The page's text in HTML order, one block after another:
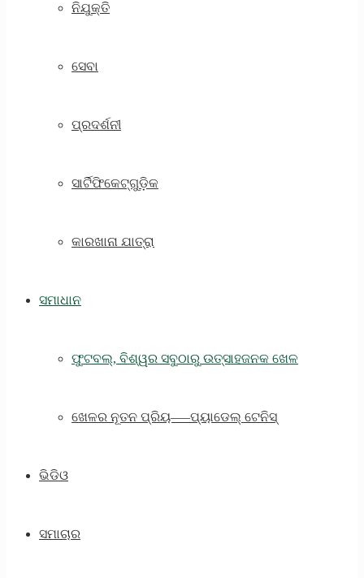
ନିଯୁକ୍ତି
ସେବା
ପ୍ରଦର୍ଶନୀ
ସାର୍ଟିଫିକେଟ୍‌ଗୁଡ଼ିକ
କାରଖାନା ଯାତ୍ରା
ସମାଧାନ
ଫୁଟବଲ୍, ବିଶ୍ୱର ସବୁଠାରୁ ଉତ୍ସାହଜନକ ଖେଳ
ଖେଳର ନୂତନ ପ୍ରିୟ—–ପ୍ୟାଡେଲ୍ ଟେନିସ୍
ଭିଡିଓ
ସମାଚାର